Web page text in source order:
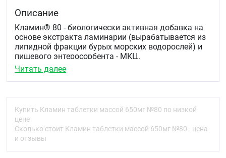
Описание
Кламин® 80 - биологически активная добавка на
основе экстракта ламинарии (вырабатывается из
липидной фракции бурых морских водорослей) и
пищевого энтеросорбента - МКЦ.
Общеукрепляющее и йодосодержащее средство.
Кламин® 80 содержит в естественном состоянии
все ценные компоненты ламинарии: йод, калий,
кальций, железо, селен, магний, цинк, фосфор и
другие макро- и микроэлементы,
полиненасыщенные жирные кислоты омега-3,
хлорофилл, растительные стерины, полисахариды.
Кламин® 80 нормализует активность щитовидной
железы. Оказывает положительное действие у
пациентов с эндемическим зобом. Кламин® 80
Читать далее
Купить Кламин таблетки массой 650мг №80 по низкой
цене
Сколько стоит Кламин таблетки массой 650мг №80 - цена
и отзывы